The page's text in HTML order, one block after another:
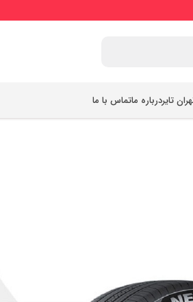
تایردرباره ماتماس با ما